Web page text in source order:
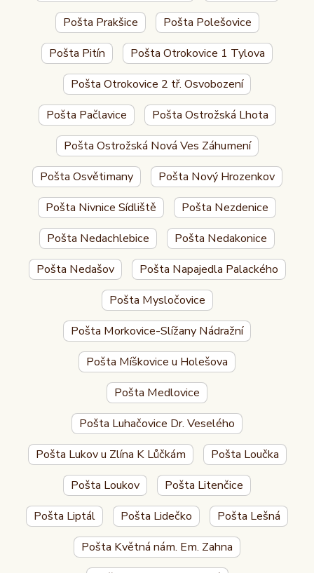
Pošta Prakšice
Pošta Polešovice
Pošta Pitín
Pošta Otrokovice 1 Tylova
Pošta Otrokovice 2 tř. Osvobození
Pošta Pačlavice
Pošta Ostrožská Lhota
Pošta Ostrožská Nová Ves Záhumení
Pošta Osvětimany
Pošta Nový Hrozenkov
Pošta Nivnice Sídliště
Pošta Nezdenice
Pošta Nedachlebice
Pošta Nedakonice
Pošta Nedašov
Pošta Napajedla Palackého
Pošta Mysločovice
Pošta Morkovice-Slížany Nádražní
Pošta Míškovice u Holešova
Pošta Medlovice
Pošta Luhačovice Dr. Veselého
Pošta Lukov u Zlína K Lůčkám
Pošta Loučka
Pošta Loukov
Pošta Litenčice
Pošta Liptál
Pošta Lidečko
Pošta Lešná
Pošta Květná nám. Em. Zahna